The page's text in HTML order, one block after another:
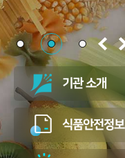
기관 소개
식품안전정보